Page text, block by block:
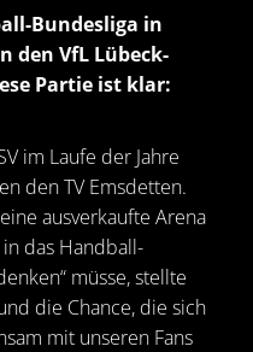
Bundesliga in
den VfL Lübeck-
Partie ist klar:
im Laufe der Jahre
den TV Emsdetten.
ausverkaufte Arena
das Handball-
müsse, stellte
die Chance, die sich
mit unseren Fans